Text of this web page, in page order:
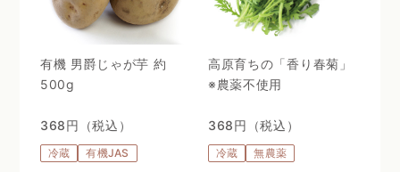
有機 男爵じゃが芋 約
500g
368円（税込）
冷蔵 有機JAS
高原育ちの「香り春菊」
※農薬不使用
368円（税込）
冷蔵 無農薬